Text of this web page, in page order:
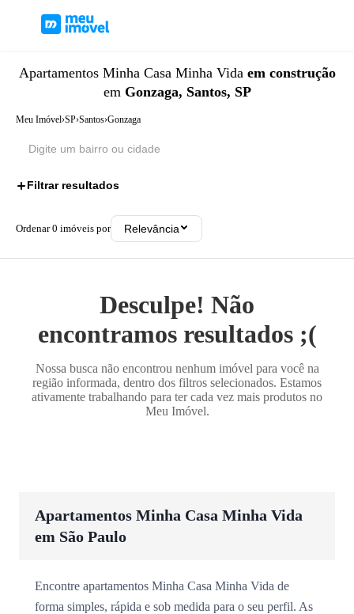
Apartamentos Minha Casa Minha Vida em construção
em Gonzaga, Santos, SP
Meu Imóvel›SP›Santos›Gonzaga
Filtrar resultados
Ordenar0 imóveis por Relevância
Desculpe! Não
encontramos resultados ;(
Nossa busca não encontrou nenhum imóvel para você na
região informada, dentro dos filtros selecionados. Estamos
ativamente trabalhando para ter cada vez mais produtos no
Meu Imóvel.
Apartamentos Minha Casa Minha Vida
em São Paulo
Encontre apartamentos Minha Casa Minha Vida de
forma simples, rápida e sob medida para o seu perfil. As